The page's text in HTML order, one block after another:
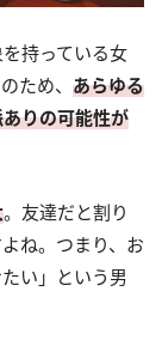
持っている女
ため、 あらゆる
りの可能性が
。友達だと割り
ね。つまり、お
い」という男